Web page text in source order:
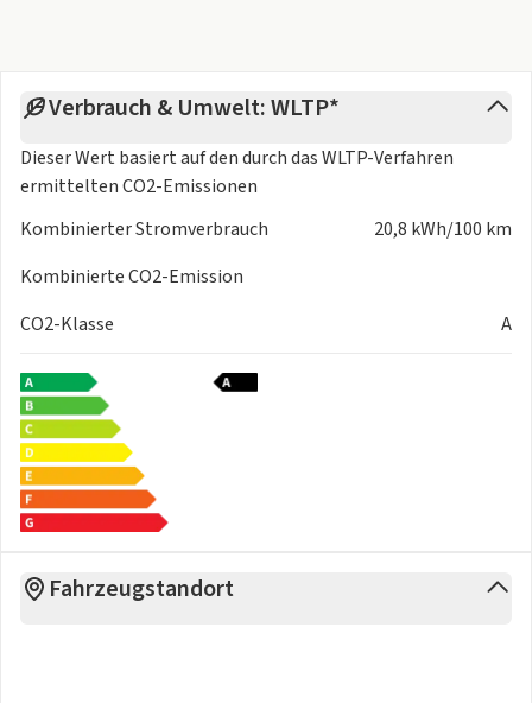
- Reifendruckkontrolle
- Diebstahlwarnanlage
- Wegfahrsperre
- Antiblockiersystem ABS
- Proaktives Insassenschutzsystem
- Fahrzeugvernetzung Car2X
Weitere Ausstattung
- Airstop®-Reifen 265/45 R 20 108 TXL hinten
- Netztrennwand
- Elektrische Schiebefenster im Fahrgastraum vorn rechts
- Elektrische Schiebefenster im Fahrgastraum vorn links
- 4 Leichtmetallräder Stockton 8 J x 20vorn
- 10 J x 20 hinten
- Betriebsspannung 12 Volt mit 12 Volt Steckdose im
Laderaum und 230 Volt (300 Watt) Steckdose am
Verbrauch & Umwelt: WLTP*
Dieser Wert basiert auf den durch dasWLTP-Verfahren
ermittelten CO2-Emissionen
Kombinierter Stromverbrauch
20,8 kWh/100 km
Kombinierte CO2-Emission
CO2-Klasse
A
Fahrzeugstandort